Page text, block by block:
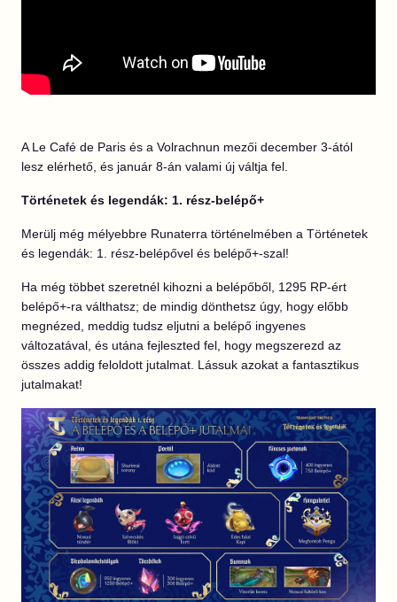
A Le Café de Paris és a Volrachnun mezői december 3-ától
lesz elérhető, és január 8-án valami új váltja fel.
Történetek és legendák: 1. rész-belépő+
Merülj még mélyebbre Runaterra történelmében a Történetek
és legendák: 1. rész-belépővel és belépő+-szal!
Ha még többet szeretnél kihozni a belépőből, 1295 RP-ért
belépő+-ra válthatsz; de mindig dönthetsz úgy, hogy előbb
megnézed, meddig tudsz eljutni a belépő ingyenes
változatával, és utána fejleszted fel, hogy megszerezd az
összes addig feloldott jutalmat. Lássuk azokat a fantasztikus
jutalmakat!